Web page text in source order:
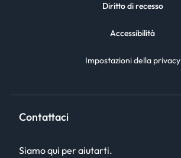
Diritto di recesso
Accessibilità
Impostazioni della privacy
Contattaci
Siamo qui per aiutarti.